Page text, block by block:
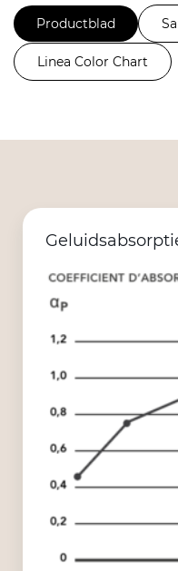
Productblad
Linea Color Chart